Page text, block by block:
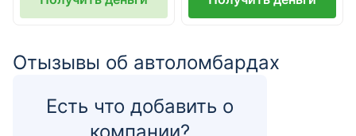
Отызывы об автоломбардах
Есть что добавить о